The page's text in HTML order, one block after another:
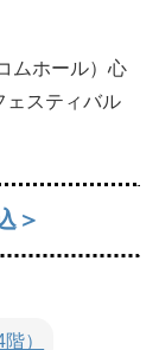
ムホール）心
ェスティバル
＞
）